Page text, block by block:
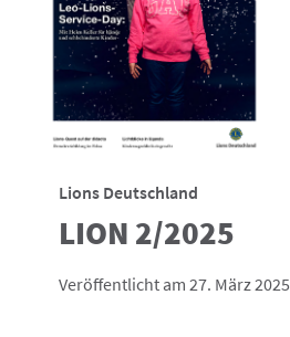
Lions Deutschland
LION 2/2025
Veröffentlicht am 27. März 2025